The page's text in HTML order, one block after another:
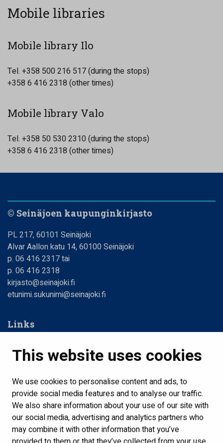
This website uses cookies
We use cookies to personalise content and ads, to
provide social media features and to analyse our traffic.
We also share information about your use of our site with
our social media, advertising and analytics partners who
may combine it with other information that you’ve
Mobile libraries
Mobile library Ilo
Tel. +358 500 216 517 (during the stops)
+358 6 416 2318 (other times)
Mobile library Valo
Tel. +358 50 530 2310 (during the stops)
+358 6 416 2318 (other times)
© Seinäjoen kaupunginkirjasto
PL 217, 60101 Seinäjoki
Alvar Aallon katu 14, 60100 Seinäjoki
p. 06 416 2317 tai
p. 06 416 2318
kirjasto@seinajoki.fi
etunimi.sukunimi@seinajoki.fi
Links
Web Library
Libraries, opening hours
Contact us
Home
Show my cookie settings